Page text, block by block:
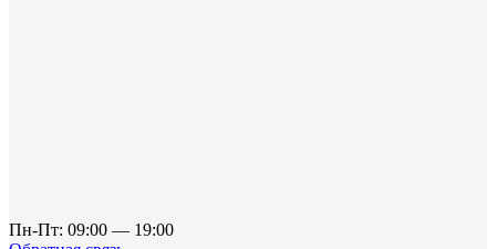
Пн-Пт: 09:00 — 19:00